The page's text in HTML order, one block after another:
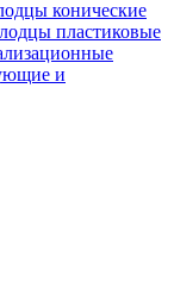
конические
пластиковые
и